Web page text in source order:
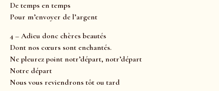
De temps en temps
Pour m’envoyer de l’argent
4 – Adieu donc chères beautés
Dont nos cœurs sont enchantés.
Ne pleurez point notr’départ, notr’départ
Notre départ
Nous vous reviendrons tôt ou tard